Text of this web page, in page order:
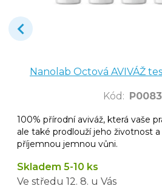
Nanolab Octová AVIVÁŽ
Kód :
100% přírodní aviváž, která vaše
ale také prodlouží jeho životnost
příjemnou jemnou vůni.
Skladem 5-10 ks
Ve středu 12. 8. u Vás